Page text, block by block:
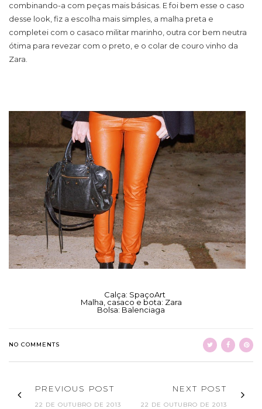
combinando-a com peças mais básicas. E foi bem esse o caso
desse look, fiz a escolha mais simples, a malha preta e
completei com o casaco militar marinho, outra cor bem neutra
ótima para revezar com o preto, e o colar de couro vinho da
Zara.
Calça: SpaçoArt
Malha, casaco e bota: Zara
Bolsa: Balenciaga
NO COMMENTS
PREVIOUS POST
22 DE OUTUBRO DE 2013
NEXT POST
22 DE OUTUBRO DE 2013